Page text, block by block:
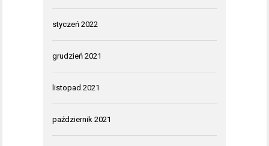
styczeń 2022
grudzień 2021
listopad 2021
październik 2021